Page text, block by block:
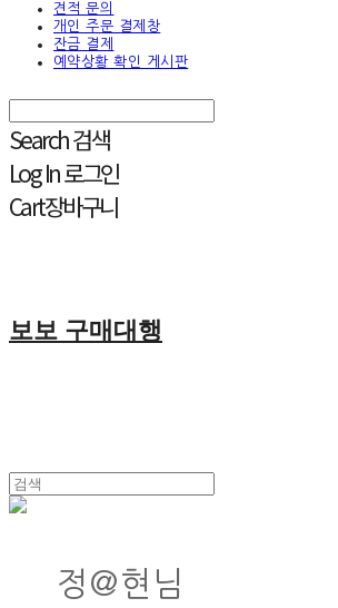
견적 문의
개인 주문 결제창
잔금 결제
예약상황 확인 게시판
Search검색
Log In로그인
Cart장바구니
보보 구매대행
정@현님